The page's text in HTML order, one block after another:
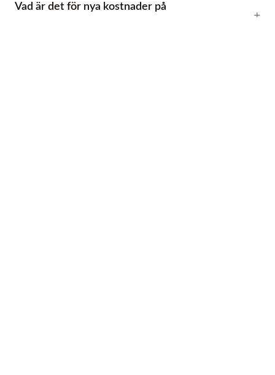
Vad är det för nya kostnader på